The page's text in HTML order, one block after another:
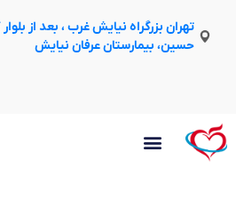
تهران بزرگراه نیایش غرب ، بعد از بلوار
حسین، بیمارستان عرفان نیایش